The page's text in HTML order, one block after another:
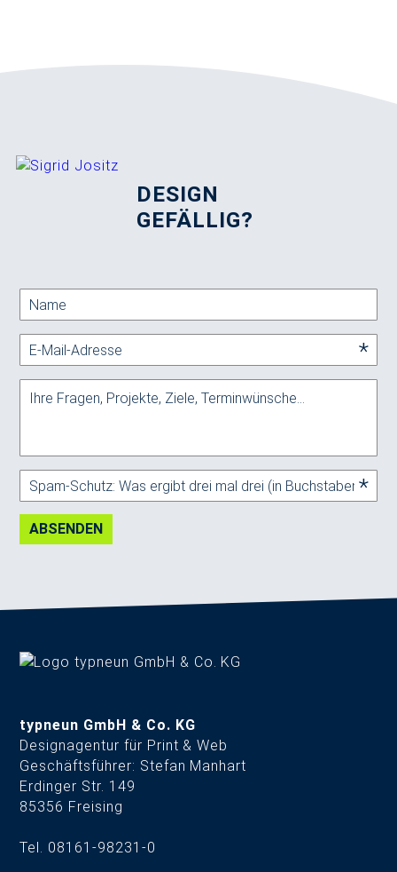
DESIGN
GEFÄLLIG?
ABSENDEN
typneun GmbH & Co. KG
Designagentur für Print & Web
Geschäftsführer: Stefan Manhart
Erdinger Str. 149
85356 Freising
Tel. 08161-98231-0